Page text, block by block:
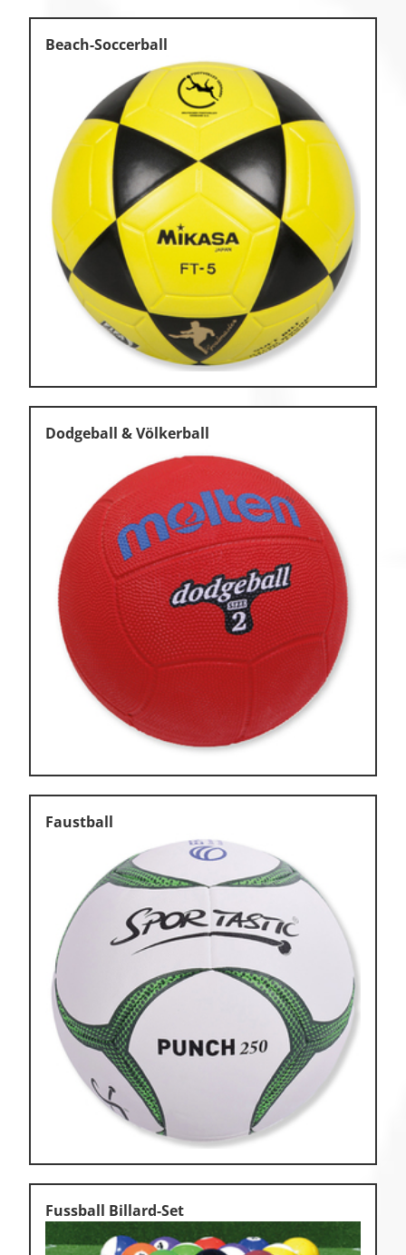
Beach-Soccerball
Dodgeball & Völkerball
Faustball
Fussball Billard-Set